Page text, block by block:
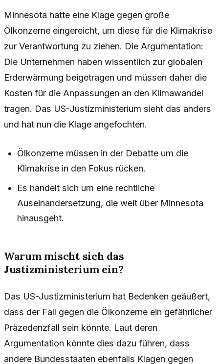
Minnesota hatte eine Klage gegen große
Ölkonzerne eingereicht, um diese für die Klimakrise
zur Verantwortung zu ziehen. Die Argumentation:
Die Unternehmen haben wissentlich zur globalen
Erderwärmung beigetragen und müssen daher die
Kosten für die Anpassungen an den Klimawandel
tragen. Das US-Justizministerium sieht das anders
und hat nun die Klage angefochten.
Ölkonzerne müssen in der Debatte um die
Klimakrise in den Fokus rücken.
Es handelt sich um eine rechtliche
Auseinandersetzung, die weit über Minnesota
hinausgeht.
Warum mischt sich das
Justizministerium ein?
Das US-Justizministerium hat Bedenken geäußert,
dass der Fall gegen die Ölkonzerne ein gefährlicher
Präzedenzfall sein könnte. Laut deren
Argumentation könnte dies dazu führen, dass
andere Bundesstaaten ebenfalls Klagen gegen